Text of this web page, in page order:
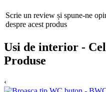
Scrie un review și spune-ne
despre acest produs
Usi de interior -
Produse
‹